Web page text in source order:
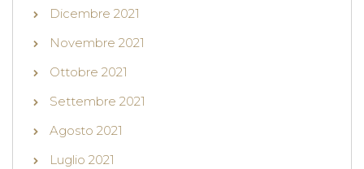
Dicembre 2021
Novembre 2021
Ottobre 2021
Settembre 2021
Agosto 2021
Luglio 2021